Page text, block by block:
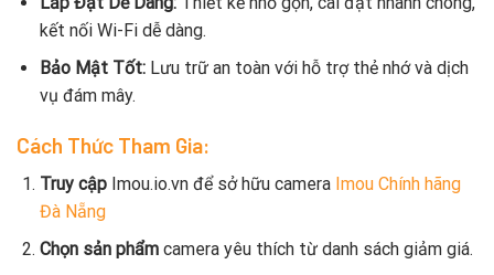
kết nối Wi-Fi dễ dàng.
Bảo Mật Tốt:Lưu trữ an toàn với hỗ trợ thẻ nhớ và dịch
vụ đám mây.
Cách Thức Tham Gia:
Truy cậpImou.io.vn để sở hữu camera Imou Chính hãng
Đà Nẵng
Chọn sản phẩmcamera yêu thích từ danh sách giảm giá.